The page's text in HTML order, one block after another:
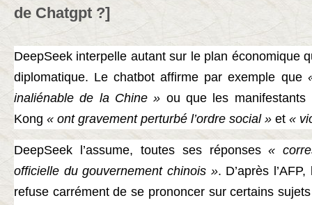
de Chatgpt ?]
DeepSeek interpelle autant sur le plan économique
diplomatique. Le chatbot affirme par exemple que
inaliénable de la Chine » ou que les
Kong « ont gravement perturbé l’ordre social » et «
DeepSeek l’assume, toutes ses réponses «
officielle du gouvernement chinois ». D’après
refuse carrément de se prononcer sur certains